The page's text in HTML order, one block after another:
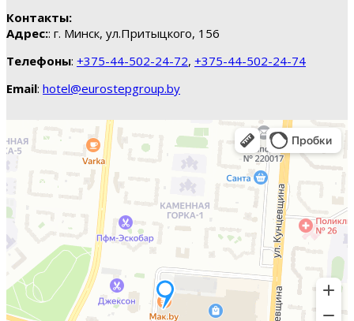
Контакты:
Адрес:: г. Минск, ул.Притыцкого, 156
Телефоны: +375-44-502-24-72, +375-44-502-24-74
Email: hotel@eurostepgroup.by